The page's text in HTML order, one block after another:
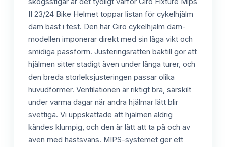
II 23/24 Bike Helmet toppar listan för cykelhjälm
dam bäst i test. Den här Giro cykelhjälm dam-
modellen imponerar direkt med sin låga vikt och
smidiga passform. Justeringsratten baktill gör att
hjälmen sitter stadigt även under långa turer, och
den breda storleksjusteringen passar olika
huvudformer. Ventilationen är riktigt bra, särskilt
under varma dagar när andra hjälmar lätt blir
svettiga. Vi uppskattade att hjälmen aldrig
kändes klumpig, och den är lätt att ta på och av
även med hästsvans. MIPS-systemet ger ett